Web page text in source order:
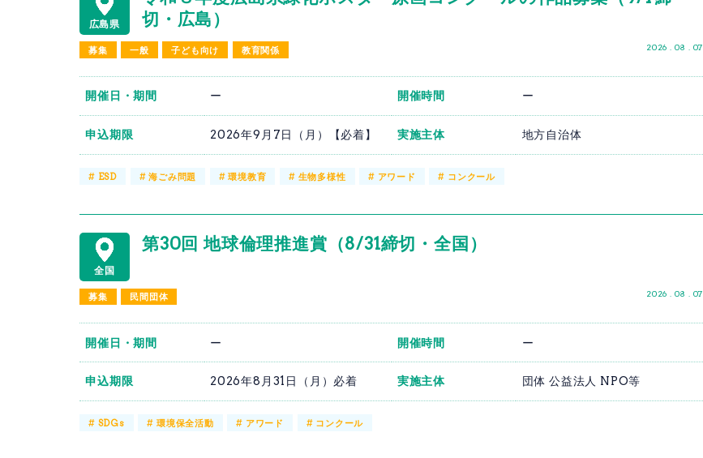
広島県
切・広島）
募集 一般 子ども向け 教育関係 2026 . 08 . 07
開催日・期間 ー 開催時間 ー
申込期限 2026年9月7日（月）【必着】 実施主体 地方自治体
# ESD #海ごみ問題 #環境教育 # 生物多様性 # アワード # コンクール
全国
第30回 地球倫理推進賞（8/31締切・全国）
募集 民間団体 2026 . 08 . 07
開催日・期間 ー 開催時間 ー
申込期限 2026年8月31日（月）必着 実施主体 団体 公益法人 NPO等
# SDGs # 環境保全活動 # アワード # コンクール